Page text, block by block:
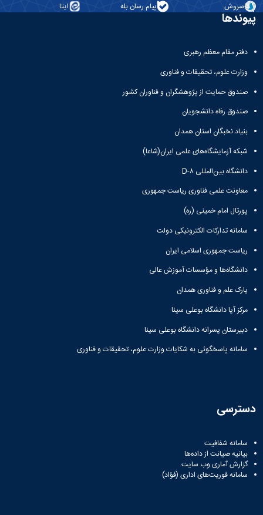
سروش پیام رسان بله ایتا
پیوندها
دفتر مقام معظم رهبری
وزارت علوم، تحقیقات و فناوری
صندوق حمایت از پژوهشگران و فناوران کشور
صندوق رفاه دانشجویان
بنیاد نخبگان استان همدان
شبکه آزمایشگاه‌های علمی ایران(شاعا)
دانشگاه بین‌المللی D-۸
معاونت علمی فناوری ریاست جمهوری
پورتال امام خمینی (ره)
سامانه تدارکات الکترونیکی دولت
ریاست جمهوری اسلامی ایران
دانشگاه‌ها و مؤسسات آموزش عالی
پارک علم و فناوری همدان
مرکز آپا دانشگاه بوعلی سینا
دبیرستان پسرانه دانشگاه بوعلی سینا
سامانه پاسخگوئی به شکایات وزارت علوم، تحقیقات و فناوری
دسترسی
سامانه شفافیت
بیانیه صیانت از داده‌ها
گزارش آماری وب‌ سایت
سامانه فوریت‌های اداری (فؤاد)